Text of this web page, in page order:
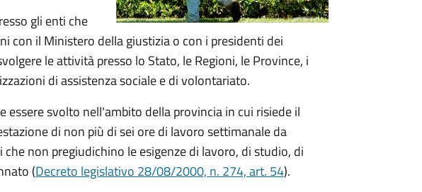
gli enti che
con il Ministero della giustizia o con i presidenti dei
le attività presso lo Stato, le Regioni, le Province, i
di assistenza sociale e di volontariato.
essere svolto nell'ambito della provincia in cui risiede il
di non più di sei ore di lavoro settimanale da
non pregiudichino le esigenze di lavoro, di studio, di
(Decreto legislativo 28/08/2000, n. 274, art. 54).